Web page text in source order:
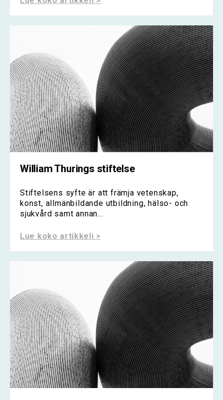
William Thurings stiftelse
Stiftelsens syfte är att främja vetenskap,
konst, allmänbildande utbildning, hälso- och
sjukvård samt annan...
Lue koko artikkeli >